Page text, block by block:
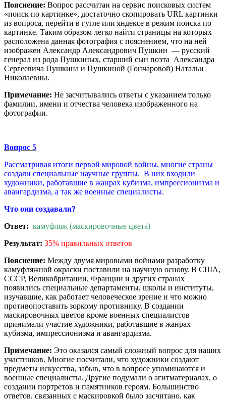
Пояснение: Вопрос рассчитан на сервис поисковых систем
«поиск по картинке», достаточно скопировать URL картинки
из вопроса, перейти в гугле или яндексе в режим поиска по
картинке. Таким образом легко найти страницы на которых
расположена данная фотография с пояснением, что на ней
изображен Александр Александрович Пушкин — русский
генерал из рода Пушкиных, старший сын поэта Александра
Сергеевича Пушкина и Пушкиной (Гончаровой) Натальи
Николаевны.
Примечание: Не засчитывались ответы с указанием только
фамилии, имени и отчества человека изображенного на
фотографии.
Вопрос 5
Рассматривая итоги первой мировой войны, многие страны
создали специальные научные группы. В них входили
художники, работавшие в жанрах кубизма, импрессионизма и
авангардизма, а так же военные специалисты.
Что они создавали?
Ответ: камуфляж (маскировочные цвета)
Результат: 35% правильных ответов
Пояснение: Между двумя мировыми войнами разработку
камуфляжной окраски поставили на научную основу. В США,
СССР, Великобритании, Франции и других странах
появились специальные департаменты, школы и институты,
изучавшие, как работает человеческое зрение и что можно
противопоставить зоркому противнику. В создании
маскировочных цветов кроме военных специалистов
принимали участие художники, работавшие в жанрах
кубизма, импрессионизма и авангардизма.
Примечание: Это оказался самый сложный вопрос для наших
участников. Многие посчитали, что художники создают
предметы искусства, забыв, что в вопросе упоминаются и
военные специалисты. Другие подумали о агитматериалах, о
создании портретов и памятников героям. Большинство
ответов, связанных с маскировкой было засчитано, как